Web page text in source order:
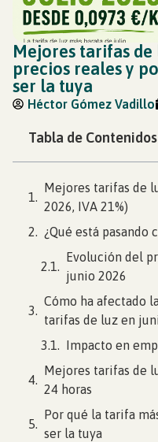
Mejores tarifas de
precios reales y
ser la tuya
Héctor Gómez Vadillo
Tabla de Contenidos
Mejores tarifas de
2026, IVA 21%)
¿Qué está pasando
Evolución del
junio 2026
Cómo ha afectado
tarifas de luz en
Impacto en
Mejores tarifas de
24 horas
Por qué la tarifa
ser la tuya